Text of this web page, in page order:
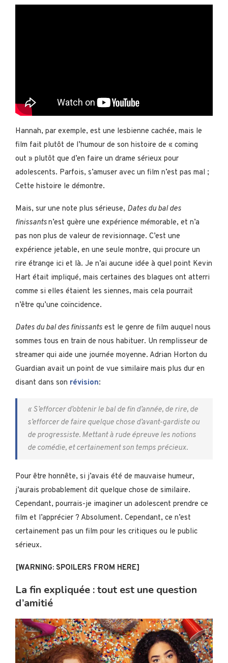
Hannah, par exemple, est une lesbienne cachée, mais le
film fait plutôt de l’humour de son histoire de « coming
out » plutôt que d’en faire un drame sérieux pour
adolescents. Parfois, s’amuser avec un film n’est pas mal ;
Cette histoire le démontre.
Mais, sur une note plus sérieuse, Dates du bal des
finissantsn’est guère une expérience mémorable, et n’a
pas non plus de valeur de revisionnage. C’est une
expérience jetable, en une seule montre, qui procure un
rire étrange ici et là. Je n’ai aucune idée à quel point Kevin
Hart était impliqué, mais certaines des blagues ont atterri
comme si elles étaient les siennes, mais cela pourrait
n’être qu’une coïncidence.
Dates du bal des finissants est le genre de film auquel nous
sommes tous en train de nous habituer. Un remplisseur de
streamer qui aide une journée moyenne. Adrian Horton du
Guardian avait un point de vue similaire mais plus dur en
disant dans son révision:
« S’efforcer d’obtenir le bal de fin d’année, de rire, de
s’efforcer de faire quelque chose d’avant-gardiste ou
de progressiste. Mettant à rude épreuve les notions
de comédie, et certainement son temps précieux.
Pour être honnête, si j’avais été de mauvaise humeur,
j’aurais probablement dit quelque chose de similaire.
Cependant, pourrais-je imaginer un adolescent prendre ce
film et l’apprécier ? Absolument. Cependant, ce n’est
certainement pas un film pour les critiques ou le public
sérieux.
[WARNING: SPOILERS FROM HERE]
La fin expliquée : tout est une question
d’amitié